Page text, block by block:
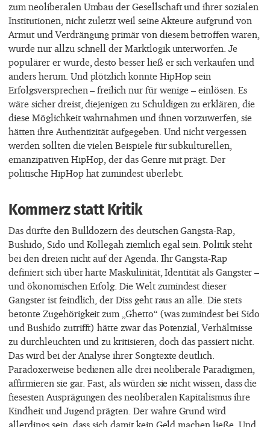
zum neoliberalen Umbau der Gesellschaft und ihrer sozialen
Institutionen, nicht zuletzt weil seine Akteure aufgrund von
Armut und Verdrängung primär von diesem betroffen waren,
wurde nur allzu schnell der Marktlogik unterworfen. Je
populärer er wurde, desto besser ließ er sich verkaufen und
anders herum. Und plötzlich konnte HipHop sein
Erfolgsversprechen – freilich nur für wenige – einlösen. Es
wäre sicher dreist, diejenigen zu Schuldigen zu erklären, die
diese Möglichkeit wahrnahmen und ihnen vorzuwerfen, sie
hätten ihre Authentizität aufgegeben. Und nicht vergessen
werden sollten die vielen Beispiele für subkulturellen,
emanzipativen HipHop, der das Genre mit prägt. Der
politische HipHop hat zumindest überlebt.
Kommerz statt Kritik
Das dürfte den Bulldozern des deutschen Gangsta-Rap,
Bushido, Sido und Kollegah ziemlich egal sein. Politik steht
bei den dreien nicht auf der Agenda. Ihr Gangsta-Rap
definiert sich über harte Maskulinität, Identität als Gangster –
und ökonomischen Erfolg. Die Welt zumindest dieser
Gangster ist feindlich, der Diss geht raus an alle. Die stets
betonte Zugehörigkeit zum „Ghetto“ (was zumindest bei Sido
und Bushido zutrifft) hätte zwar das Potenzial, Verhältnisse
zu durchleuchten und zu kritisieren, doch das passiert nicht.
Das wird bei der Analyse ihrer Songtexte deutlich.
Paradoxerweise bedienen alle drei neoliberale Paradigmen,
affirmieren sie gar. Fast, als würden sie nicht wissen, dass die
fiesesten Ausprägungen des neoliberalen Kapitalismus ihre
Kindheit und Jugend prägten. Der wahre Grund wird
allerdings sein, dass sich damit kein Geld machen ließe. Und